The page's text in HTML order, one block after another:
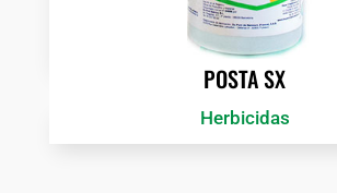
POSTA SX
Herbicidas